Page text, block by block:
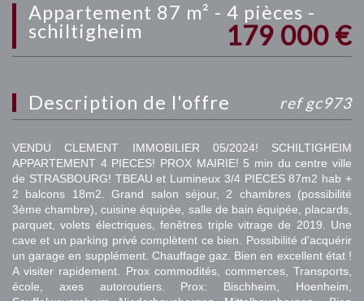
appartement 87 m² - 4 pièces -
schiltigheim
179 000 €
description de l'offre ref gc973
VENDU CLEMENT IMMOBILIER 05/2024! SCHILTIGHEIM
APPARTEMENT 4 PIECES! PROX MAIRIE! 5 min du centre ville
de STRASBOURG! TBEAU et Lumineux 3/4 PIECES 87m2 hab +
2 balcons 18m2. Grand salon séjour, 2 chambres (possibilité
3ème chambre), cuisine équipée, salle de bain équipée, placards,
parquet, volets électriques, fenêtres triple vitrage de 2019. Une
cave et un parking privé complètent ce bien. Possibilité d'acquérir
un garage en supplément. Chauffage gaz. Bien en excellent état !
A visiter rapidement. Prox commodités, commerces, Transports,
école, axes autoroutiers. Prox: Bischheim, Hoenheim,